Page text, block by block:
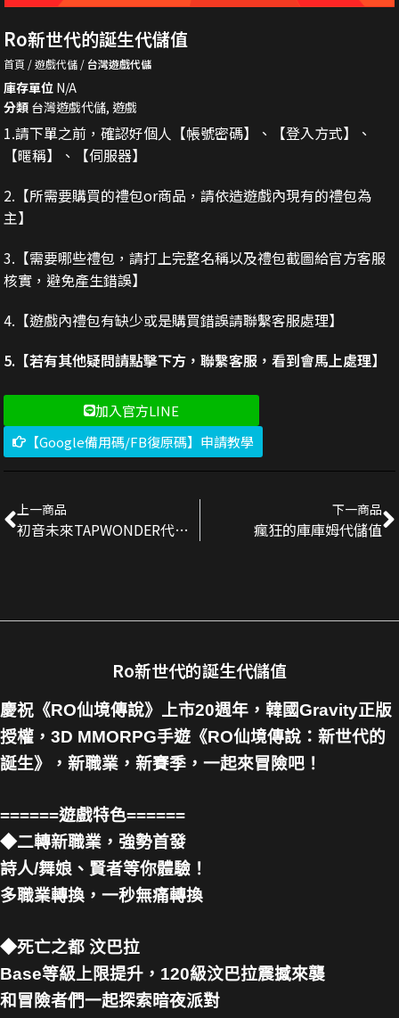
Ro新世代的誕生代儲值
首頁 遊戲代儲 台灣遊戲代儲
庫存單位 N/A
分類 台灣遊戲代儲, 遊戲
1.請下單之前，確認好個人【帳號密碼】、【登入方式】、
【暱稱】、【伺服器】
2. 【所需要購買的禮包or商品，請依造遊戲內現有的禮包為
主】
3. 【需要哪些禮包，請打上完整名稱以及禮包截圖給官方客服
核實，避免產生錯誤】
4.【遊戲內禮包有缺少或是購買錯誤請聯繫客服處理】
5.【若有其他疑問請點擊下方，聯繫客服，看到會馬上處理】
加入官方LINE
【Google備用碼/FB復原碼】申請教學
上一商品
初音未來TAPWONDER代儲值
下一商品
瘋狂的庫庫姆代儲值
Ro新世代的誕生代儲值
慶祝《RO仙境傳說》上市20週年，韓國Gravity正版
授權，3D MMORPG手遊《RO仙境傳說：新世代的
誕生》，新職業，新賽季，一起來冒險吧！
======遊戲特色======
◆二轉新職業，強勢首發
詩人/舞娘、賢者等你體驗！
多職業轉換，一秒無痛轉換
◆死亡之都 汶巴拉
Base等級上限提升，120級汶巴拉震撼來襲
和冒險者們一起探索暗夜派對